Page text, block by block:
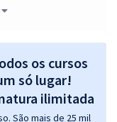
os cursos
só lugar!
São mais de 25 mil